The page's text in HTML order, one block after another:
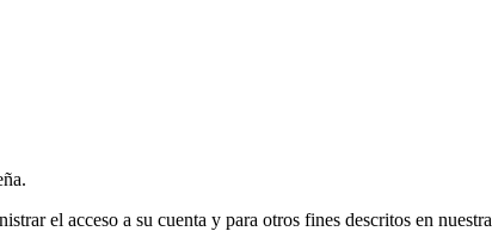
el acceso a su cuenta y para otros fines descritos en nuestra